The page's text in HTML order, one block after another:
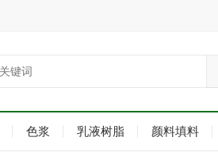
色浆 乳液树脂 颜料填料